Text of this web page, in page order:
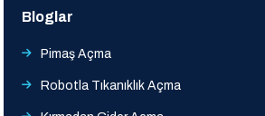
Bloglar
Pimaş Açma
Robotla Tıkanıklık Açma